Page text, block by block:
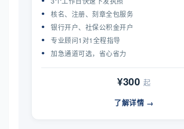
核名、注册、刻章全包服务
银行开户、社保公积金开户
专业顾问1对1全程指导
加急通道可选，省心省力
¥300 起
了解详情 →